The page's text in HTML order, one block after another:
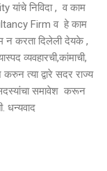
यांचे निविदा , व काम
Firm व हे काम
न करता दिलेली देयके ,
व्यवहारची,कांमाची,
त्या द्वारे सदर राज्य
सदस्यांचा समावेश करून
धन्यवाद